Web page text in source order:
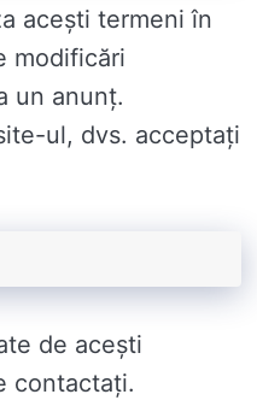
acești termeni în
modificări
un anunț.
ul, dvs. acceptați
de acești
contactați.